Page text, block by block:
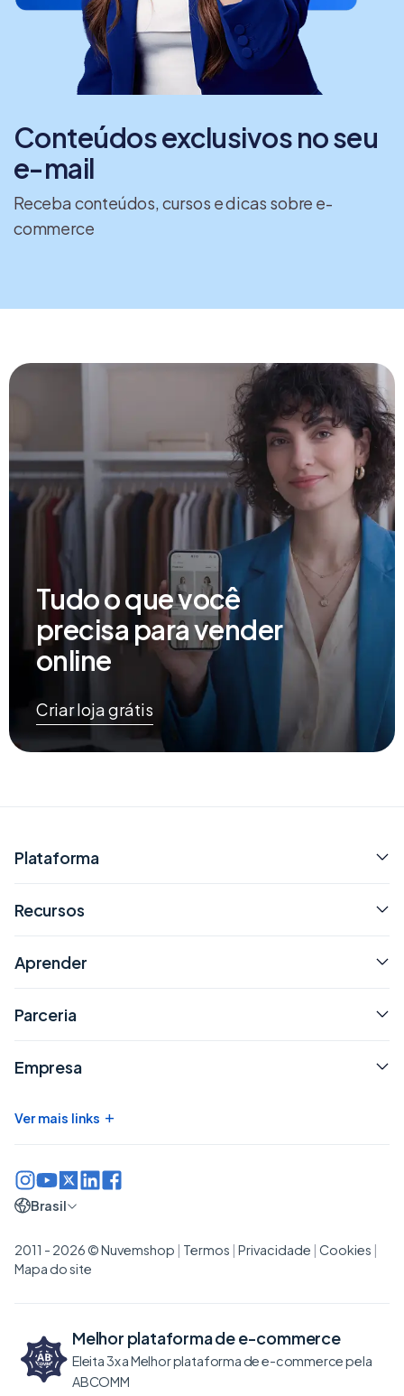
Conteúdos exclusivos no seu
e-mail
Receba conteúdos, cursos e dicas sobre e-
commerce
Tudo o que você
precisa para vender
online
Criar loja grátis
Plataforma
Recursos
Aprender
Parceria
Empresa
Ver mais links +
2011 - 2026 © Nuvemshop | Termos | Privacidade | Cookies |
Mapa do site
Brasil
Melhor plataforma dee-commerce
Eleita 3x a Melhor plataforma de e-commerce pela
ABCOMM